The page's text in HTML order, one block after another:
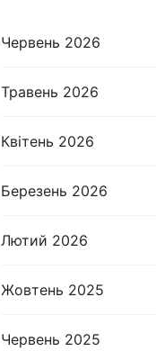
Червень 2026
Травень 2026
Квітень 2026
Березень 2026
Лютий 2026
Жовтень 2025
Червень 2025